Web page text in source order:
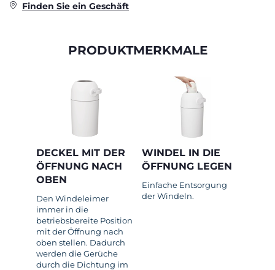
Finden Sie ein Geschäft
PRODUKTMERKMALE
DECKEL MIT DER
ÖFFNUNG NACH
OBEN
Den Windeleimer
immer in die
betriebsbereite Position
mit der Öffnung nach
oben stellen. Dadurch
werden die Gerüche
durch die Dichtung im
WINDEL IN DIE
ÖFFNUNG LEGEN
Einfache Entsorgung
der Windeln.